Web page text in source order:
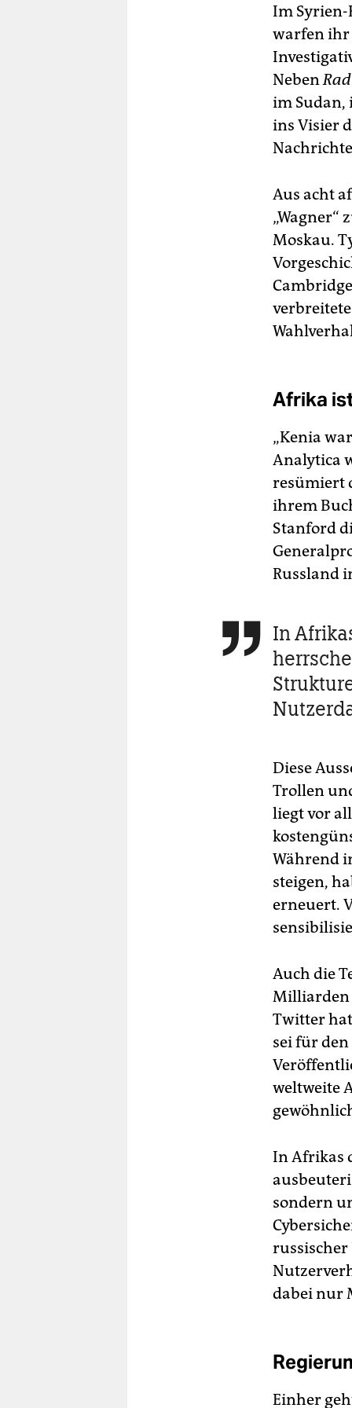
Im Syrien-
warfen ihr
Neben
im Sudan,
ins Visier
Aus acht
Moskau.
Afrika
„Kenia
Analytica
resümiert
ihrem
Stanford
Russland
 In
Diese
Trollen
liegt vor
Während
steigen,
erneuert.
Auch die
Milliarden
Twitter
sei für
weltweite
In Afrikas
sondern
dabei nur
Einher